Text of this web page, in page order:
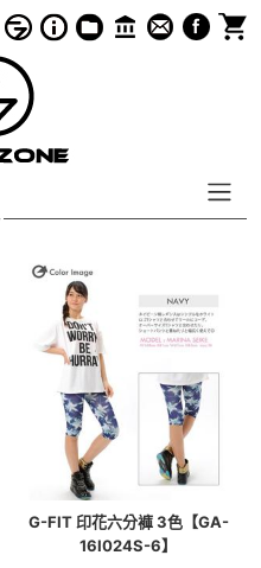
G-FIT 印花六分褲 3色【GA-
16I024S-6】